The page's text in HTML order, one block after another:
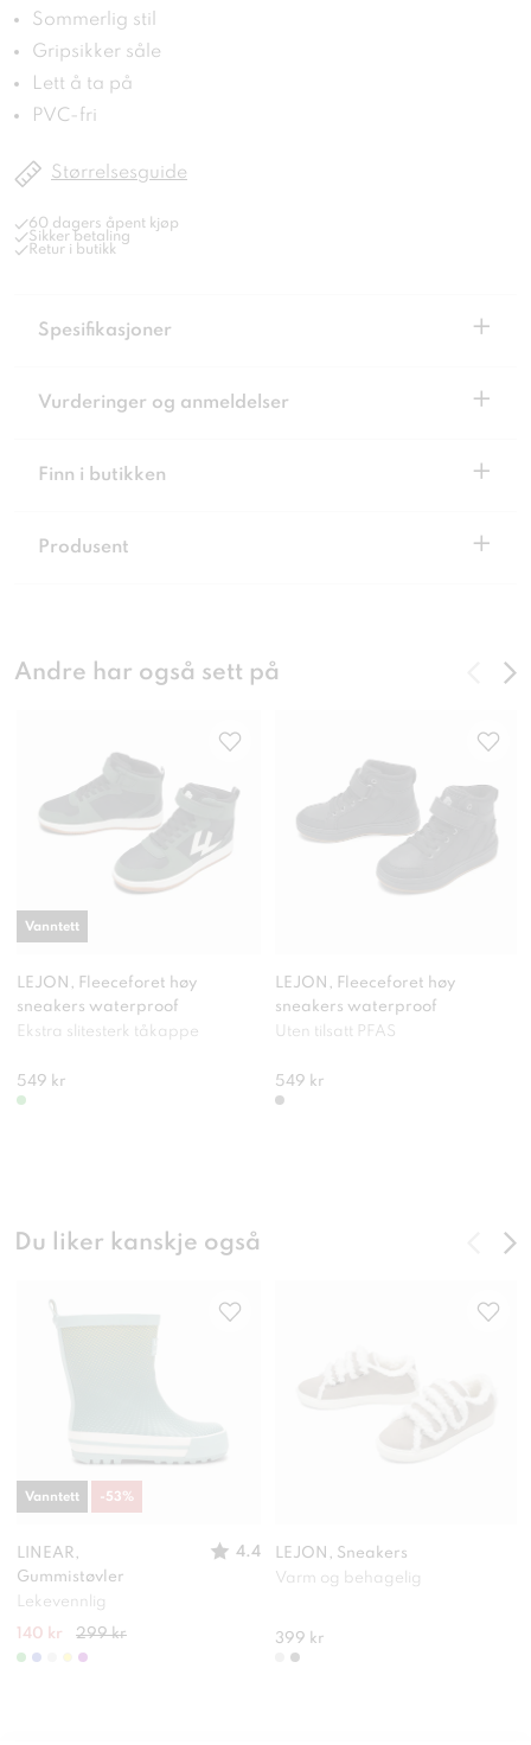
Sommerlig stil
Gripsikker såle
Lett å ta på
PVC-fri
Størrelsesguide
60 dagers åpent kjøp
Sikker betaling
Retur i butikk
Spesifikasjoner +
Vurderinger og anmeldelser +
Finn i butikken +
Produsent +
Andre har også sett på
LEJON, Fleeceforet høy
sneakers waterproof
Ekstra slitesterk tåkappe
549 kr
Vanntett
LEJON, Fleeceforet høy
sneakers waterproof
Uten tilsatt PFAS
549 kr
Du liker kanskje også
LINEAR,
Gummistøvler
4.4
Lekevennlig
140 kr 299 kr
Vanntett -53%
LEJON, Sneakers
Varm og behagelig
399 kr